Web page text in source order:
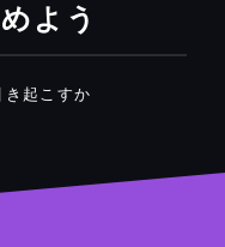
よう
き起こすか